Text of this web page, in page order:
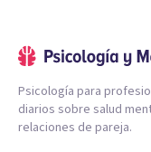
Psicología para
diarios sobre salud
relaciones de pareja.